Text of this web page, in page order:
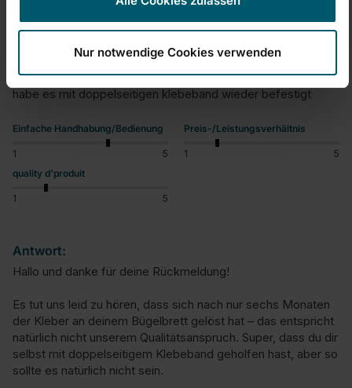
Nur notwendige Cookies verwenden
unbrauchbar
Bügelbrett Air Board Express L Solid
nach 6 monaten löste sich der leim schine bügelbrett
habe es mit doppelseitigen klebeband wieder befestigt
Einfache Handhabung/Bedienung
1 5
Preis-/Leistungsverhältnis
1
5
quality d'produit
1 5
Antwort:
Hallo und danke für deine Rückmeldung!
Es tut uns leid zu hören, dass sich nach nur sechs Monaten
der Kleber an deinem Bügelbrett gelöst hat – das entspricht
natürlich nicht unserem Qualitätsanspruch. Super, dass du dir
selbst mit doppelseitigem Klebeband geholfen hast, aber so
sollte es natürlich nicht sein.